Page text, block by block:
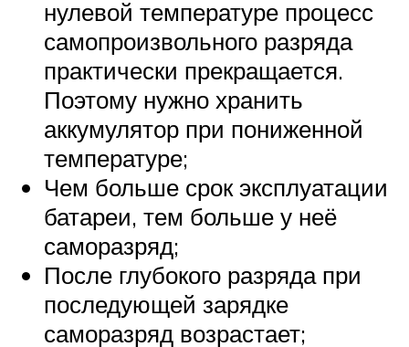
нулевой температуре процесс
самопроизвольного разряда
практически прекращается.
Поэтому нужно хранить
аккумулятор при пониженной
температуре;
Чем больше срок эксплуатации
батареи, тем больше у неё
саморазряд;
После глубокого разряда при
последующей зарядке
саморазряд возрастает;